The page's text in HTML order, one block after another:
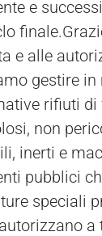
e
e alle
gestire in
rifiuti di
non
inerti e
pubblici
speciali
a